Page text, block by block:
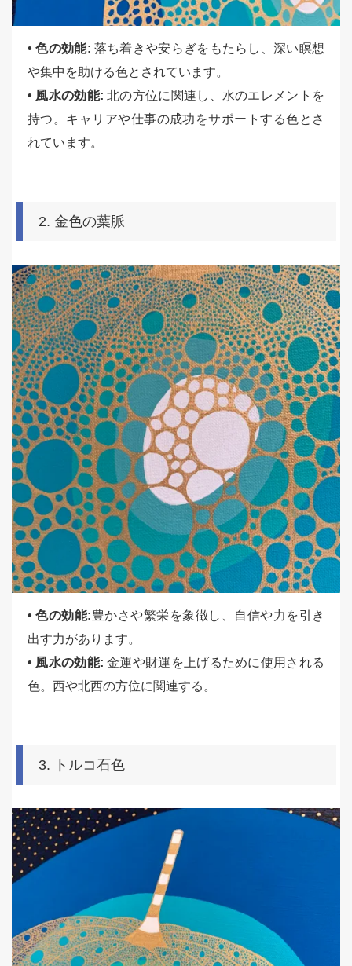
• 色の効能: 落ち着きや安らぎをもたらし、深い瞑想
や集中を助ける色とされています。
• 風水の効能:北の方位に関連し、水のエレメントを
持つ。キャリアや仕事の成功をサポートする色とさ
れています。
2. 金色の葉脈
• 色の効能:豊かさや繁栄を象徴し、自信や力を引き
出す力があります。
• 風水の効能:金運や財運を上げるために使用される
色。西や北西の方位に関連する。
3. トルコ石色